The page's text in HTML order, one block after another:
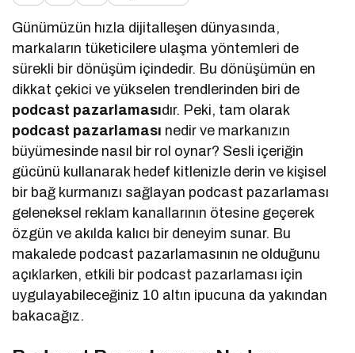
Günümüzün hızla dijitalleşen dünyasında,
markaların tüketicilere ulaşma yöntemleri de
sürekli bir dönüşüm içindedir. Bu dönüşümün en
dikkat çekici ve yükselen trendlerinden biri de
podcast pazarlamasıdır. Peki, tam olarak
podcast pazarlaması nedir ve markanızın
büyümesinde nasıl bir rol oynar? Sesli içeriğin
gücünü kullanarak hedef kitlenizle derin ve kişisel
bir bağ kurmanızı sağlayan podcast pazarlaması
geleneksel reklam kanallarının ötesine geçerek
özgün ve akılda kalıcı bir deneyim sunar. Bu
makalede podcast pazarlamasının ne olduğunu
açıklarken, etkili bir podcast pazarlaması için
uygulayabileceğiniz 10 altın ipucuna da yakından
bakacağız.